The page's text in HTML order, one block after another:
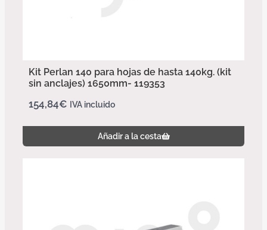
Kit Perlan 140 para hojas de hasta 140kg. (kit
sin anclajes) 1650mm- 119353
154,84€ IVA incluido
Añadir a la cesta